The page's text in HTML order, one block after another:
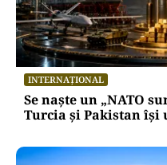
INTERNAȚIONAL
Se naște un „NATO
Turcia și Pakistan